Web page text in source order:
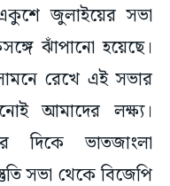
জুলাইয়ের সভা
ঝাঁপানো হয়েছে।‌
রেখে এই সভার
আমাদের লক্ষ্য।‌
দিকে ভাতজাংলা
সভা থেকে বিজেপি